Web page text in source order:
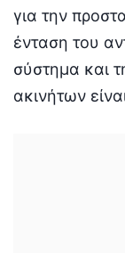
για την
ένταση του
σύστημα και
ακινήτων